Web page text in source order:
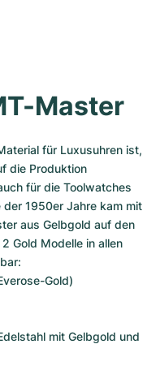
Master
für Luxusuhren ist,
die Produktion
für die Toolwatches
der 1950er Jahre kam mit
aus Gelbgold auf den
Gold Modelle in allen
Gold)
mit Gelbgold und